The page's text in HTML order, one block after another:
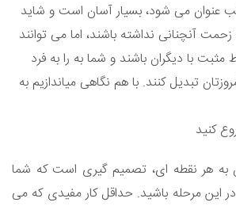
عنوان می شود، بسیار آسان است و شاید
زحمت آنچنانی نداشته باشند، اما می توانند
مثبت با دیگران باشند و شما به را به فرد
تبدیل کنند. با هم نگاهی میاندازیم به
به هر نقطه ای، تصمیم گیری است که شما
این مرحله باشید. حداقل کار مفیدی که می